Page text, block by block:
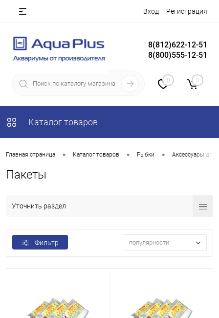
Вход Регистрация
8(812)622-12-51
8(800)555-12-51
0 0
Каталог товаров
Главная страница • Каталог товаров • Рыбки • Аксессуары для
Пакеты
Уточнить раздел
Фильтр популярности